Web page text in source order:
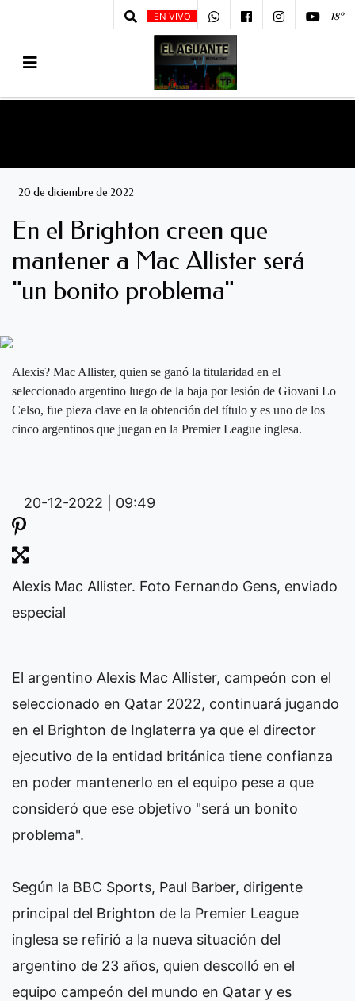
EN VIVO 18º
20 de diciembre de 2022
En el Brighton creen que
mantener a Mac Allister será
"un bonito problema"
Alexis? Mac Allister, quien se ganó la titularidad en el
seleccionado argentino luego de la baja por lesión de Giovani Lo
Celso, fue pieza clave en la obtención del título y es uno de los
cinco argentinos que juegan en la Premier League inglesa.
20-12-2022 | 09:49
Alexis Mac Allister. Foto Fernando Gens, enviado
especial
El argentino Alexis Mac Allister, campeón con el
seleccionado en Qatar 2022, continuará jugando
en el Brighton de Inglaterra ya que el director
ejecutivo de la entidad británica tiene confianza
en poder mantenerlo en el equipo pese a que
consideró que ese objetivo "será un bonito
problema".
Según la BBC Sports, Paul Barber, dirigente
principal del Brighton de la Premier League
inglesa se refirió a la nueva situación del
argentino de 23 años, quien descolló en el
equipo campeón del mundo en Qatar y es